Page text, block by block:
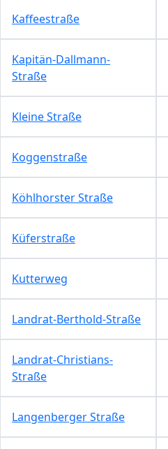
Kaffeestraße
Kapitän-Dallmann-
Straße
Kleine Straße
Koggenstraße
Köhlhorster Straße
Küferstraße
Kutterweg
Landrat-Berthold-Straße
Landrat-Christians-
Straße
Langenberger Straße